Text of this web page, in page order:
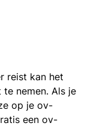
reist kan het
nemen. Als je
op je ov-
een ov-